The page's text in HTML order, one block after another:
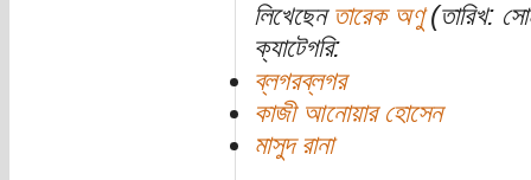
লিখেছেন তারেক অণু(তারিখ:
ক্যাটেগরি:
ব্লগরব্লগর
কাজী আনোয়ার হোসেন
মাসুদ রানা